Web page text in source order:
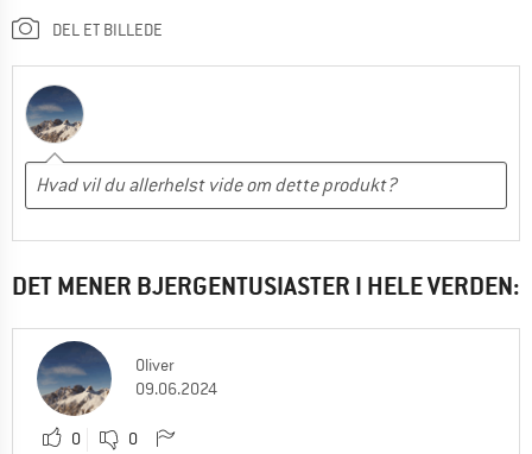
DEL ET BILLEDE
DET MENER BJERGENTUSIASTER I HELE VERDEN:
Oliver
09.06.2024
0 0